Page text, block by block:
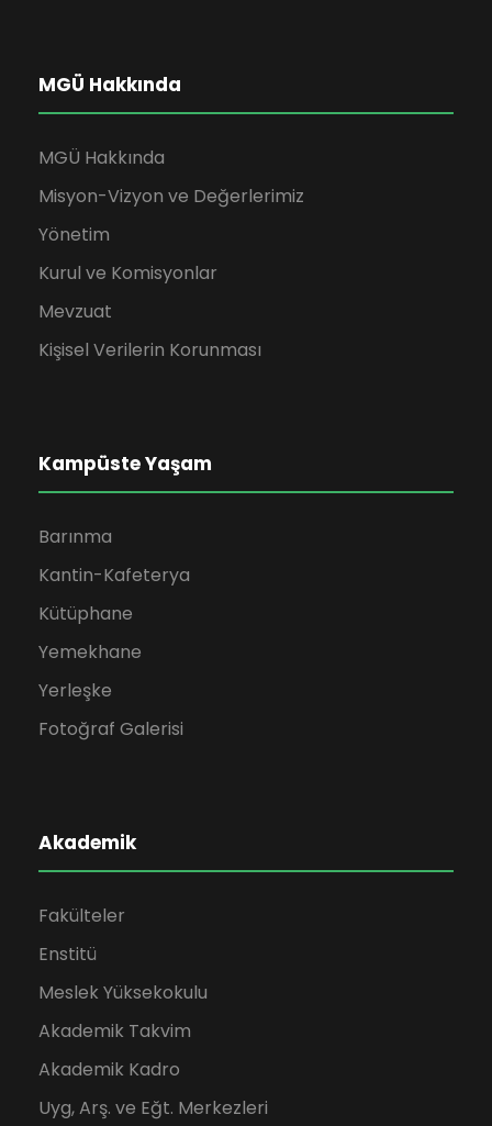
MGÜ Hakkında
MGÜ Hakkında
Misyon-Vizyon ve Değerlerimiz
Yönetim
Kurul ve Komisyonlar
Mevzuat
Kişisel Verilerin Korunması
Kampüste Yaşam
Barınma
Kantin-Kafeterya
Kütüphane
Yemekhane
Yerleşke
Fotoğraf Galerisi
Akademik
Fakülteler
Enstitü
Meslek Yüksekokulu
Akademik Takvim
Akademik Kadro
Uyg, Arş. ve Eğt. Merkezleri